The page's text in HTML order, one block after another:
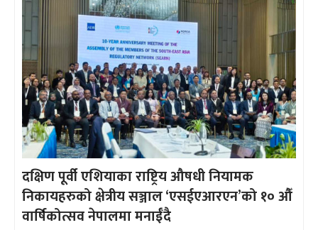
दक्षिण पूर्वी एशियाका राष्ट्रिय औषधी नियामक
निकायहरुको क्षेत्रीय सञ्जाल ‘एसईएआरएन’को १० औँ
वार्षिकोत्सव नेपालमा मनाईँदै